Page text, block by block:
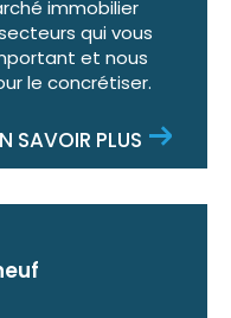
immobilier
qui vous
et nous
le concrétiser.
SAVOIR PLUS